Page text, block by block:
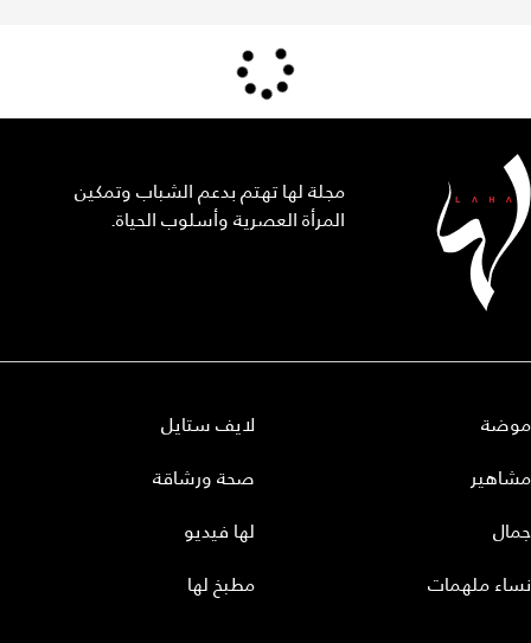
مجلة لها تهتم بدعم الشباب وتمكين
المرأة العصرية وأسلوب الحياة.
موضة
مشاهير
جمال
نساء ملهمات
لايف ستايل
صحة ورشاقة
لها فيديو
مطبخ لها